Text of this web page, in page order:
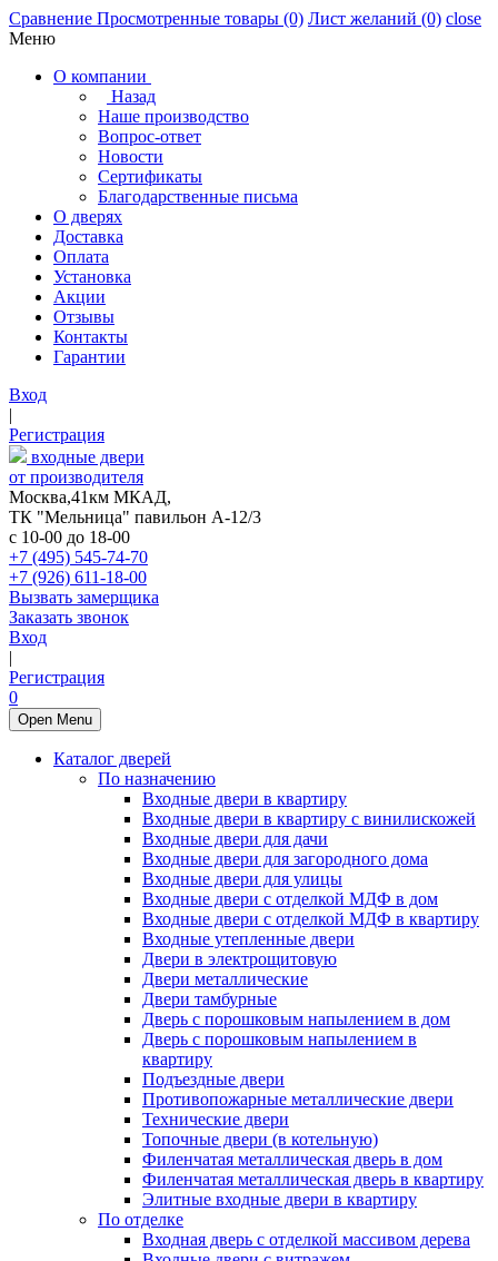
Сравнение Просмотренные товары (0) Лист желаний (0) close
Меню
О компании
Назад
Наше производство
Вопрос-ответ
Новости
Сертификаты
Благодарственные письма
О дверях
Доставка
Оплата
Установка
Акции
Отзывы
Контакты
Гарантии
Вход
|
Регистрация
входные двери
от производителя
Москва,41км МКАД,
ТК "Мельница" павильон А-12/3
с 10-00 до 18-00
+7 (495) 545-74-70
+7 (926) 611-18-00
Вызвать замерщика
Заказать звонок
Вход
|
Регистрация
0
Open Menu
Каталог дверей
По назначению
Входные двери в квартиру
Входные двери в квартиру с винилискожей
Входные двери для дачи
Входные двери для загородного дома
Входные двери для улицы
Входные двери с отделкой МДФ в дом
Входные двери с отделкой МДФ в квартиру
Входные утепленные двери
Двери в электрощитовую
Двери металлические
Двери тамбурные
Дверь с порошковым напылением в дом
Дверь с порошковым напылением в
квартиру
Подъездные двери
Противопожарные металлические двери
Технические двери
Топочные двери (в котельную)
Филенчатая металлическая дверь в дом
Филенчатая металлическая дверь в квартиру
Элитные входные двери в квартиру
По отделке
Входная дверь с отделкой массивом дерева